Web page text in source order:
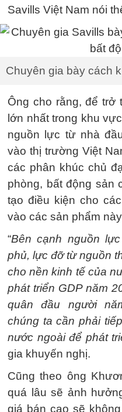
Savills Việt Nam nói
Chuyên gia bày cách
Ông cho rằng, để trở
lớn nhất trong khu
nguồn lực từ nhà
vào thị trường Việt
các phân khúc chủ
phòng, bất động sản
tạo điều kiện cho
vào các sản phẩm
“Bên cạnh nguồn
phủ, lực đỡ từ nguồn
cho nền kinh tế của
phát triển GDP năm
quân đầu người
chúng ta cần phải
nước ngoài để phát
gia khuyến nghị.
Cũng theo ông
quá lâu sẽ ảnh
giá bán cao sẽ